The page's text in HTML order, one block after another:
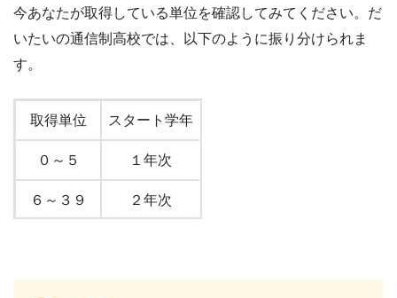
今あなたが取得している単位を確認してみてください。だ
いたいの通信制高校では、以下のように振り分けられま
す。
取得単位 スタート学年
０～５ １年次
６～３９ ２年次